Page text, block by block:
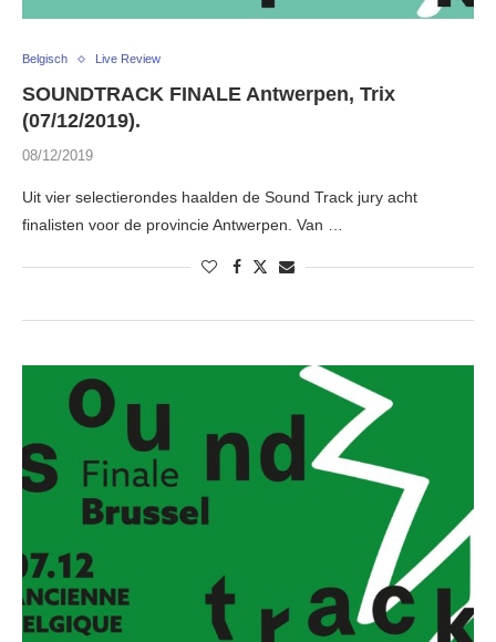
Belgisch Live Review
SOUNDTRACK FINALE Antwerpen, Trix
(07/12/2019).
08/12/2019
Uit vier selectierondes haalden de Sound Track jury acht
finalisten voor de provincie Antwerpen. Van …